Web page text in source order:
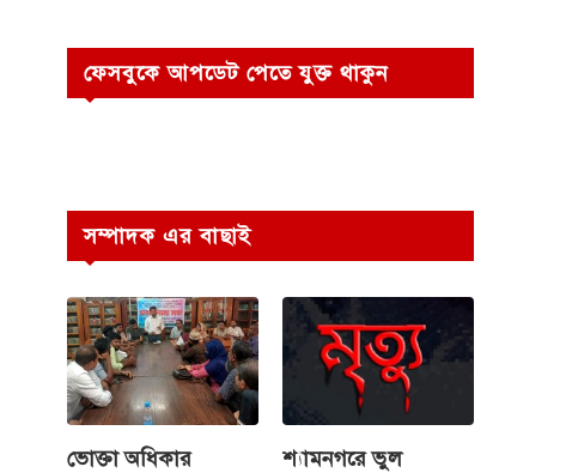
ফেসবুকে আপডেট পেতে যুক্ত থাকুন
সম্পাদক এর বাছাই
ভোক্তা অধিকার
শ্যামনগরে ভুল